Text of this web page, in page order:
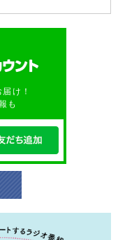
け！
も